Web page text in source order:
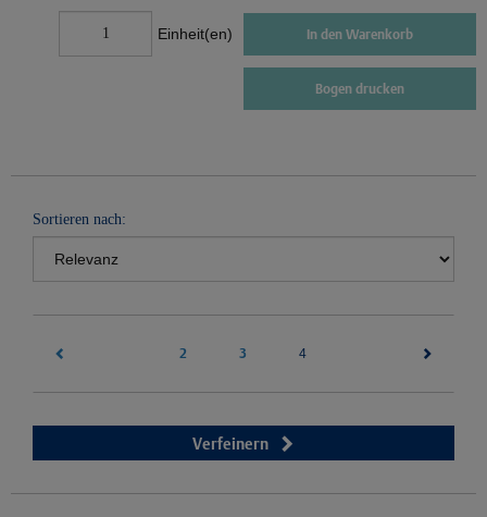
Einheit(en) In den Warenkorb
Bogen drucken
Sortieren nach:
2 3 4(current)
Verfeinern